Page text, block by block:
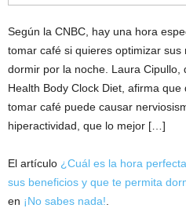
Según la CNBC, hay una hora
tomar café si quieres optimizar
dormir por la noche. Laura Cipullo,
Health Body Clock Diet, afirma
tomar café puede causar
hiperactividad, que lo mejor […]
El artículo ¿Cuál es la hora
sus beneficios y que te permita
en ¡No sabes nada!